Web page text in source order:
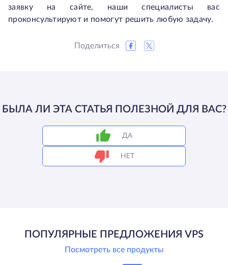
заявку на сайте, наши специалисты вас
проконсультируют и помогут решить любую задачу.
Поделиться
БЫЛА ЛИ ЭТА СТАТЬЯ ПОЛЕЗНОЙ ДЛЯ ВАС?
ДА
НЕТ
ПОПУЛЯРНЫЕ ПРЕДЛОЖЕНИЯ VPS
Посмотреть все продукты